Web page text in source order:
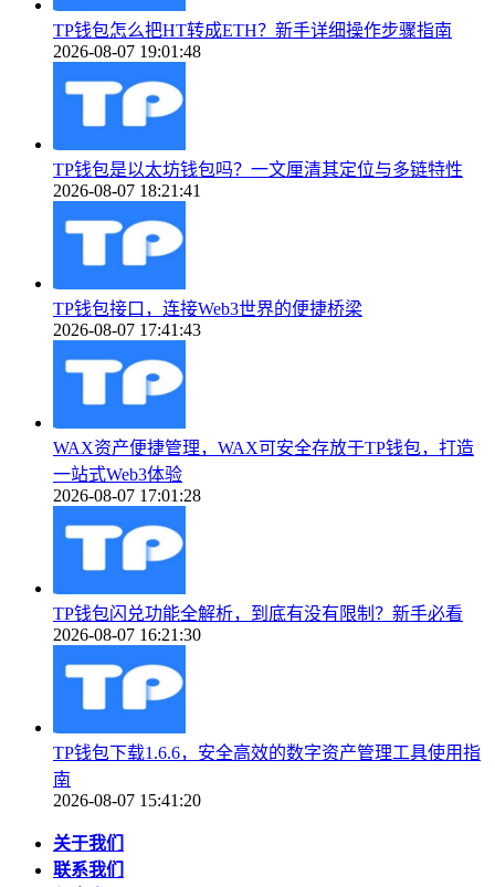
TP钱包怎么把HT转成ETH？新手详细操作步骤指南
2026-08-07 19:01:48
TP钱包是以太坊钱包吗？一文厘清其定位与多链特性
2026-08-07 18:21:41
TP钱包接口，连接Web3世界的便捷桥梁
2026-08-07 17:41:43
WAX资产便捷管理，WAX可安全存放于TP钱包，打造
一站式Web3体验
2026-08-07 17:01:28
TP钱包闪兑功能全解析，到底有没有限制？新手必看
2026-08-07 16:21:30
TP钱包下载1.6.6，安全高效的数字资产管理工具使用指
南
2026-08-07 15:41:20
关于我们
联系我们